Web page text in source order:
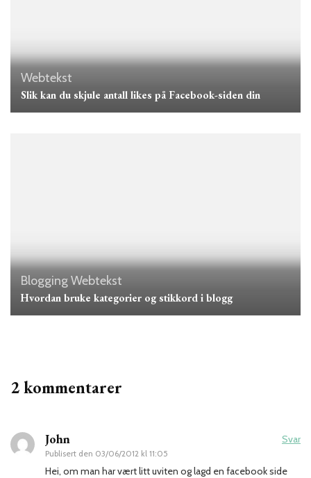
Webtekst
Slik kan du skjule antall likes på Facebook-siden din
BloggingWebtekst
Hvordan bruke kategorier og stikkord i blogg
2 kommentarer
John
Publisert den 03/06/2012 kl 11:05
Svar
Hei, om man har vært litt uviten og lagd en facebook side